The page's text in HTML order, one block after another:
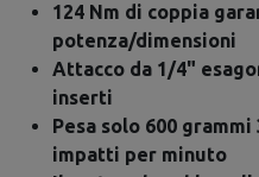
124 Nm di coppia
potenza/dimensioni
Attacco da 1/4"
inserti
Pesa solo 600
impatti per minuto